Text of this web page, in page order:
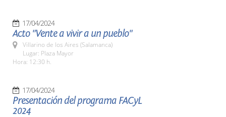
17/04/2024
Acto "Vente a vivir a un pueblo"
Villarino de los Aires (Salamanca)
Lugar: Plaza Mayor
Hora: 12:30 h.
17/04/2024
Presentación del programa FACyL
2024